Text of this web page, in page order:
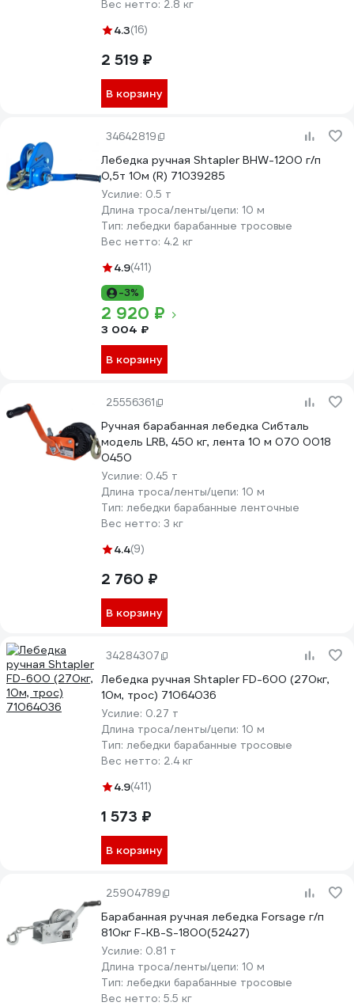
Вес нетто: 2.8 кг
4.3(16)
2 519 ₽
В корзину
34642819
Лебедка ручная Shtapler BHW-1200 г/п
0,5т 10м (R) 71039285
Усилие: 0.5 т
Длина троса/ленты/цепи: 10 м
Тип: лебедки барабанные тросовые
Вес нетто: 4.2 кг
4.9(411)
-3%
2 920 ₽
3 004 ₽
В корзину
25556361
Ручная барабанная лебедка Сибталь
модель LRB, 450 кг, лента 10 м 070 0018
0450
Усилие: 0.45 т
Длина троса/ленты/цепи: 10 м
Тип: лебедки барабанные ленточные
Вес нетто: 3 кг
4.4(9)
2 760 ₽
В корзину
34284307
Лебедка ручная Shtapler FD-600 (270кг,
10м, трос) 71064036
Усилие: 0.27 т
Длина троса/ленты/цепи: 10 м
Тип: лебедки барабанные тросовые
Вес нетто: 2.4 кг
4.9(411)
1 573 ₽
В корзину
25904789
Барабанная ручная лебедка Forsage г/п
810кг F-KB-S-1800(52427)
Усилие: 0.81 т
Длина троса/ленты/цепи: 10 м
Тип: лебедки барабанные тросовые
Вес нетто: 5.5 кг